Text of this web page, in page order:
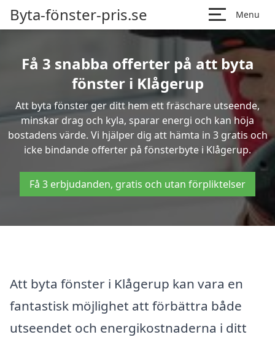
Byta-fönster-pris.se Menu
Få 3 snabba offerter på att byta
fönster i Klågerup
Att byta fönster ger ditt hem ett fräschare utseende,
minskar drag och kyla, sparar energi och kan höja
bostadens värde. Vi hjälper dig att hämta in 3 gratis och
icke bindande offerter på fönsterbyte i Klågerup.
Få 3 erbjudanden, gratis och utan förpliktelser
Att byta fönster i Klågerup kan vara en
fantastisk möjlighet att förbättra både
utseendet och energikostnaderna i ditt